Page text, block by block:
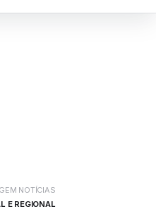
NOTÍCIAS
E REGIONAL